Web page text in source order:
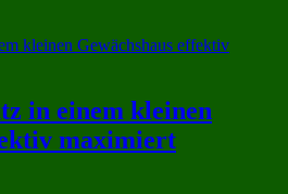
in einem kleinen
maximiert